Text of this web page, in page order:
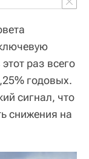
раз всего
годовых.
сигнал, что
снижения на